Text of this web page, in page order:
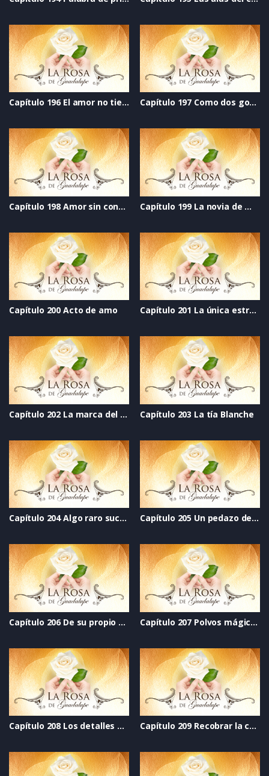
Capítulo 196 El amor no tiene edad Capítulo 197 Como dos gotas de agua
Capítulo 198 Amor sin condiciones Capítulo 199 La novia de mi mejor amigo soy yo
Capítulo 200 Acto de amo Capítulo 201 La única estrella
Capítulo 202 La marca del corazón Capítulo 203 La tía Blanche
Capítulo 204 Algo raro sucede en la secundaria Green Capítulo 205 Un pedazo de mi corazón
Capítulo 206 De su propio chocolate Capítulo 207 Polvos mágicos
Capítulo 208 Los detalles del corazón Capítulo 209 Recobrar la confianza